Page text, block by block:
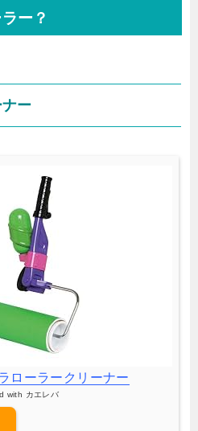
ー？
ー
ローラークリーナー
with カエレバ